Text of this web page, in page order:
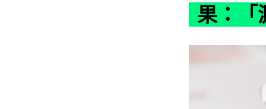
果：「